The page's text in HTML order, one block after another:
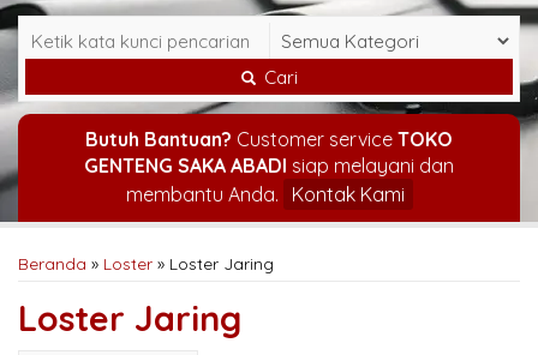
Cari
Butuh Bantuan? Customer service TOKO
GENTENG SAKA ABADI siap melayani dan
membantu Anda.
Kontak Kami
Beranda » Loster » Loster Jaring
Loster Jaring